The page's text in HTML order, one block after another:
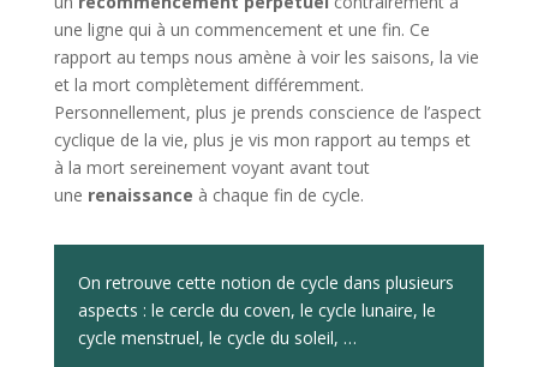
une ligne qui à un commencement et une fin. Ce
rapport au temps nous amène à voir les saisons, la vie
et la mort complètement différemment.
Personnellement, plus je prends conscience de l’aspect
cyclique de la vie, plus je vis mon rapport au temps et
à la mort sereinement voyant avant tout
une renaissance à chaque fin de cycle.
On retrouve cette notion de cycle dans plusieurs
aspects : le cercle du coven, le cycle lunaire, le
cycle menstruel, le cycle du soleil, …